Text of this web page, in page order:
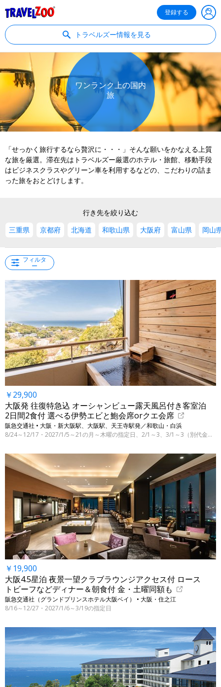
登録する
トラベルズー情報を見る
ワンランク上の国内
旅
「せっかく旅行するなら贅沢に・・・」そんな願いをかなえる上質
な旅を厳選。滞在先はトラベルズー厳選のホテル・旅館、移動手段
はビジネスクラスやグリーン車を利用するなどの、こだわりの詰ま
った旅をおとどけします。
行き先を絞り込む
三重県
京都府 北海道 和歌山県 大阪府 富山県 岡山
フィルタ
ー
￥29,900
大阪発 往復特急込 オーシャンビュー露天風呂付き客室泊
2日間2食付 選べる伊勢エビと鮑会席orクエ会席
阪急交通社 • 大阪・新大阪駅、大阪駅、天王寺駅発／和歌山・白浜
8/24～12/17・2027/1/5～21の月～木曜の指定日、2/1～3、3/1～3（別代金にて3/31まで）
￥19,900
大阪4.5星泊 夜景一望クラブラウンジアクセス付 ロース
トビーフなどディナー＆朝食付 金・土曜同額も
阪急交通社（グランドプリンスホテル大阪ベイ） • 大阪・住之江
8/16～12/27・2027/1/6～3/19の指定日